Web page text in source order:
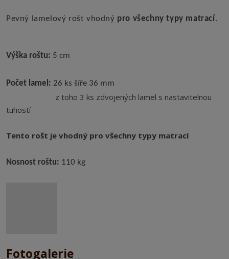
Pevný lamelový rošt vhodný pro všechny typy matrací.
Výška roštu: 5 cm
Počet lamel: 26 ks šíře 36 mm
z toho 3 ks zdvojených lamel s nastavitelnou
tuhostí
Tento rošt je vhodný pro všechny typy matrací
Nosnost roštu: 110 kg
Fotogalerie